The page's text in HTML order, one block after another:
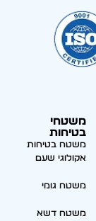
משטחי
בטיחות
משטח בטיחות
אקולוגי שעם
משטח גומי
משטח דשא